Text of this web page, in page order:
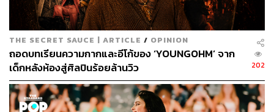
THE SECRET SAUCE | ARTICLE / OPINION
ถอดบทเรียนความกากและอีโก้ของ ‘YOUNGOHM’ จาก
เด็กหลังห้องสู่ศิลปินร้อยล้านวิว
202